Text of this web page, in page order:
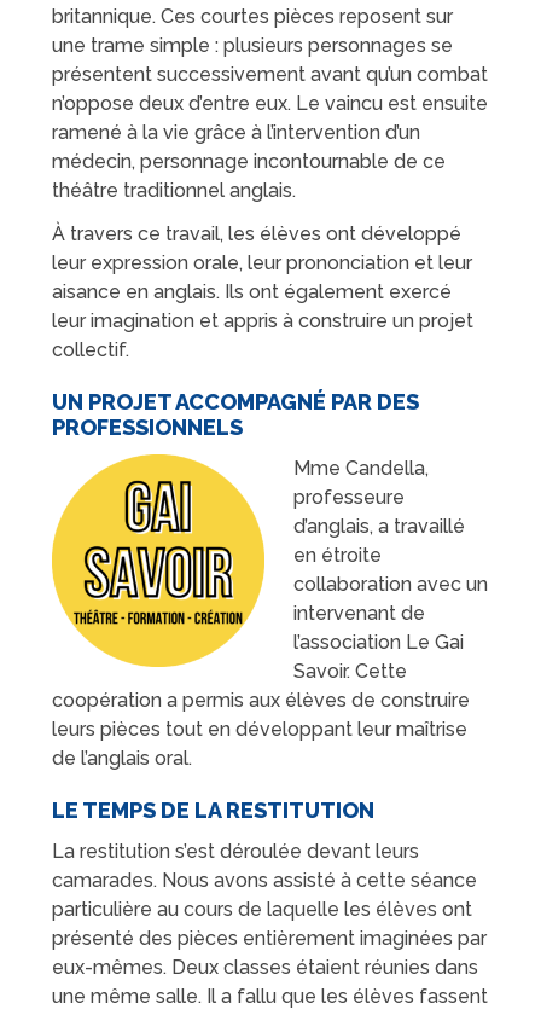
britannique. Ces courtes pièces reposent sur
une trame simple : plusieurs personnages se
présentent successivement avant qu’un combat
n’oppose deux d’entre eux. Le vaincu est ensuite
ramené à la vie grâce à l’intervention d’un
médecin, personnage incontournable de ce
théâtre traditionnel anglais.
À travers ce travail, les élèves ont développé
leur expression orale, leur prononciation et leur
aisance en anglais. Ils ont également exercé
leur imagination et appris à construire un projet
collectif.
UN PROJET ACCOMPAGNÉ PAR DES
PROFESSIONNELS
Mme Candella,
professeure
d’anglais, a travaillé
en étroite
collaboration avec un
intervenant de
l’association Le Gai
Savoir. Cette
coopération a permis aux élèves de construire
leurs pièces tout en développant leur maîtrise
de l’anglais oral.
LE TEMPS DE LA RESTITUTION
La restitution s’est déroulée devant leurs
camarades. Nous avons assisté à cette séance
particulière au cours de laquelle les élèves ont
présenté des pièces entièrement imaginées par
eux-mêmes. Deux classes étaient réunies dans
une même salle. Il a fallu que les élèves fassent